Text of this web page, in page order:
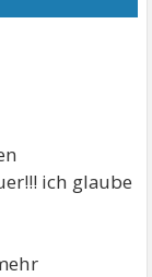
ich glaube